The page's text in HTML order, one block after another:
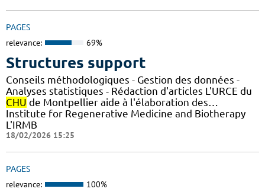
PAGES
relevance: 69%
Structures support
Conseils méthodologiques - Gestion des données -
Analyses statistiques - Rédaction d'articles L'URCE du
CHU de Montpellier aide à l'élaboration des…
Institute for Regenerative Medicine and Biotherapy
L'IRMB
18/02/2026 15:25
PAGES
relevance: 100%